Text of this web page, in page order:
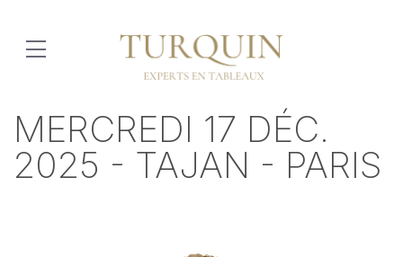
MERCREDI 17 DÉC.
2025 - TAJAN - PARIS